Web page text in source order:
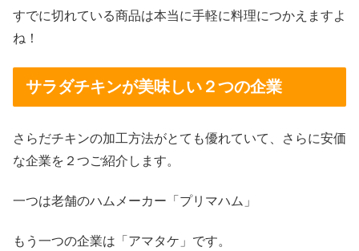
すでに切れている商品は本当に手軽に料理につかえますよ
ね！
サラダチキンが美味しい２つの企業
さらだチキンの加工方法がとても優れていて、さらに安価
な企業を２つご紹介します。
一つは老舗のハムメーカー「プリマハム」
もう一つの企業は「アマタケ」です。